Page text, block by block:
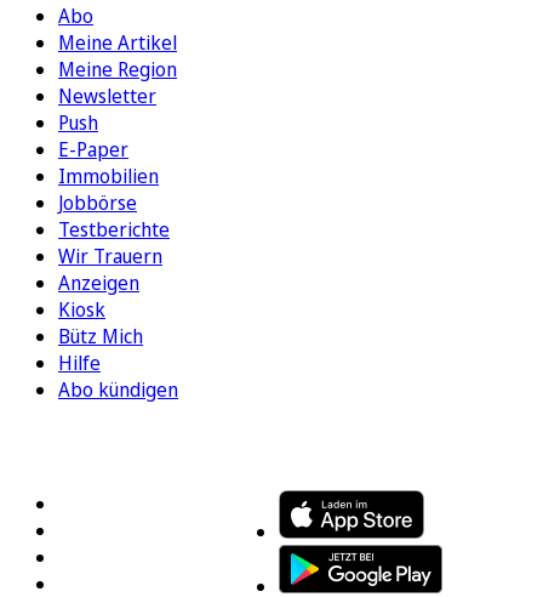
Abo
Meine Artikel
Meine Region
Newsletter
Push
E-Paper
Immobilien
Jobbörse
Testberichte
Wir Trauern
Anzeigen
Kiosk
Bütz Mich
Hilfe
Abo kündigen